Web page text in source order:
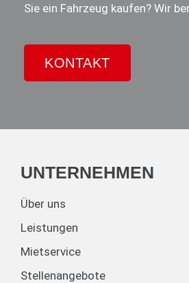
Sie ein Fahrzeug kaufen? Wir
KONTAKT
UNTERNEHMEN
Über uns
Leistungen
Mietservice
Stellenangebote